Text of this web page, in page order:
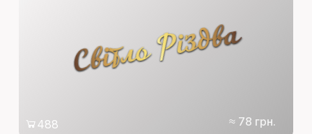
Світло Різдва
≈ 78 грн.
488